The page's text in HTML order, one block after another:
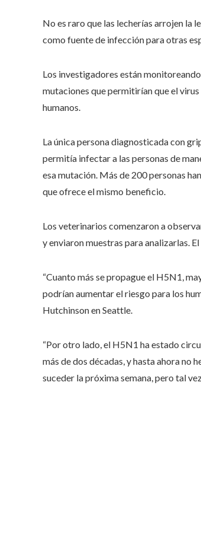
No es raro que las lecherías arrojen la
como fuente de infección para otras
Los investigadores están
mutaciones que permitirían que el
humanos.
La única persona diagnosticada con
permitía infectar a las personas de
esa mutación. Más de 200 personas
que ofrece el mismo beneficio.
Los veterinarios comenzaron a
y enviaron muestras para analizarlas.
“Cuanto más se propague el H5N1,
podrían aumentar el riesgo para los
Hutchinson en Seattle.
“Por otro lado, el H5N1 ha estado
más de dos décadas, y hasta ahora no
suceder la próxima semana, pero tal